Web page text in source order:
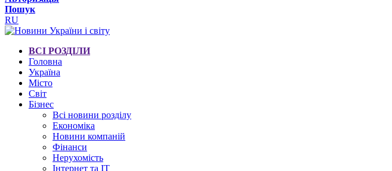
Пошук
RU
ВСІ РОЗДІЛИ
Головна
Україна
Місто
Світ
Бізнес
Всі новини розділу
Економіка
Новини компаній
Фінанси
Нерухомість
Інтернет та IT